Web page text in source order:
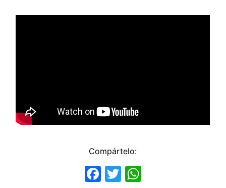
Compártelo:
Facebook
Twitter
WhatsApp